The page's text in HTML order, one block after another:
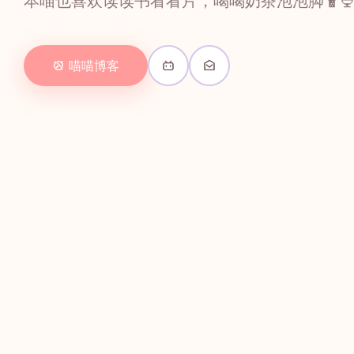
喵喵博客